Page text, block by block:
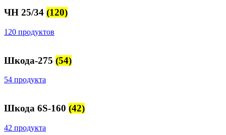
ЧН 25/34 (120)
120 продуктов
Шкода-275 (54)
54 продукта
Шкода 6S-160 (42)
42 продукта